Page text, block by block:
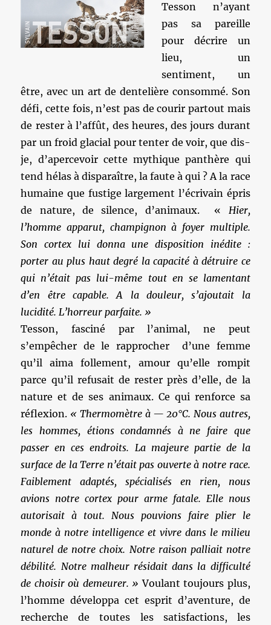
Tesson n’ayant
pas sa pareille
pour décrire un
lieu, un
sentiment, un
être, avec un art de dentelière consommé. Son
défi, cette fois, n’est pas de courir partout mais
de rester à l’affût, des heures, des jours durant
par un froid glacial pour tenter de voir, que dis-
je, d’apercevoir cette mythique panthère qui
tend hélas à disparaître, la faute à qui ? A la race
humaine que fustige largement l’écrivain épris
de nature, de silence, d’animaux. « Hier,
l’homme apparut, champignon à foyer multiple.
Son cortex lui donna une disposition inédite :
porter au plus haut degré la capacité à détruire ce
qui n’était pas lui-même tout en se lamentant
d’en être capable. A la douleur, s’ajoutait la
lucidité. L’horreur parfaite. »
Tesson, fasciné par l’animal, ne peut
s’empêcher de le rapprocher d’une femme
qu’il aima follement, amour qu’elle rompit
parce qu’il refusait de rester près d’elle, de la
nature et de ses animaux. Ce qui renforce sa
réflexion. « Thermomètre à — 20°C. Nous autres,
les hommes, étions condamnés à ne faire que
passer en ces endroits. La majeure partie de la
surface de la Terre n’était pas ouverte à notre race.
Faiblement adaptés, spécialisés en rien, nous
avions notre cortex pour arme fatale. Elle nous
autorisait à tout. Nous pouvions faire plier le
monde à notre intelligence et vivre dans le milieu
naturel de notre choix. Notre raison palliait notre
débilité. Notre malheur résidait dans la difficulté
de choisir où demeurer. » Voulant toujours plus,
l’homme développa cet esprit d’aventure, de
recherche de toutes les satisfactions, les